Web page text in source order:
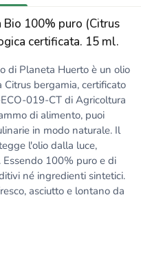
100% puro (Citrus
certificata. 15 ml.
di Planeta Huerto è un olio
bergamia, certificato
019-CT di Agricoltura
di alimento, puoi
in modo naturale. Il
l'olio dalla luce,
100% puro e di
né ingredienti sintetici.
asciutto e lontano da